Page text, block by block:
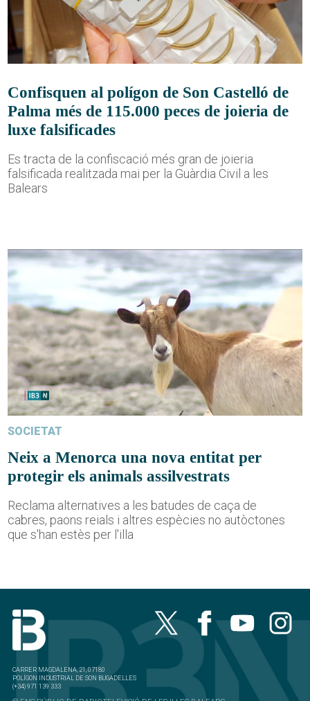
Confisquen al polígon de Son Castelló de
Palma més de 115.000 peces de joieria de
luxe falsificades
Es tracta de la confiscació més gran de joieria
falsificada realitzada mai per la Guàrdia Civil a les
Balears
SOCIETAT
Neix a Menorca una nova entitat per
protegir els animals assilvestrats
Reclama alternatives a les batudes de caça de
cabres, paons reials i altres espècies no autòctones
que s'han estès per l'illa
CARRER MAGDALENA, 21, 07180
POLÍGON INDUSTRIAL DE SON BUGADELLES
(+34) 971 139 333